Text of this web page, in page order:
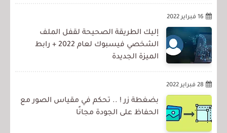
16 فبراير 2022
إليك الطريقة الصحيحة لقفل الملف
الشخصي فيسبوك لعام 2022 + رابط
الميزة الجديدة
28 فبراير 2022
بضغطة زر ! .. تحكم في مقياس الصور مع
الحفاظ على الجودة مجانًا